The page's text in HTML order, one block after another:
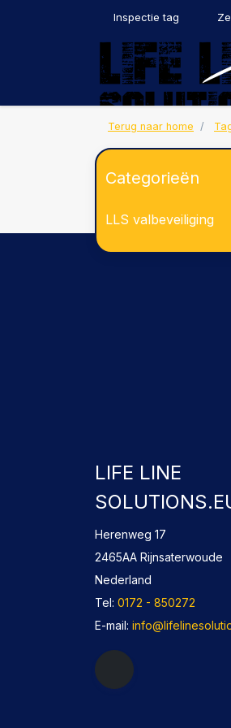
Inspectie tag
Terug naar home
Categorieën
LLS valbeveiliging
LIFE LINE
Herenweg 17
2465AA Rijnsaterwoude
Nederland
Tel: 0172 - 850272
E-mail: